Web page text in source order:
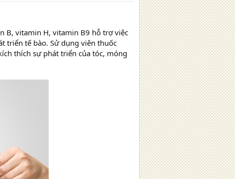
B, vitamin H, vitamin B9 hỗ trợ việc
triển tế bào. Sử dụng viên thuốc
thích sự phát triển của tóc, móng